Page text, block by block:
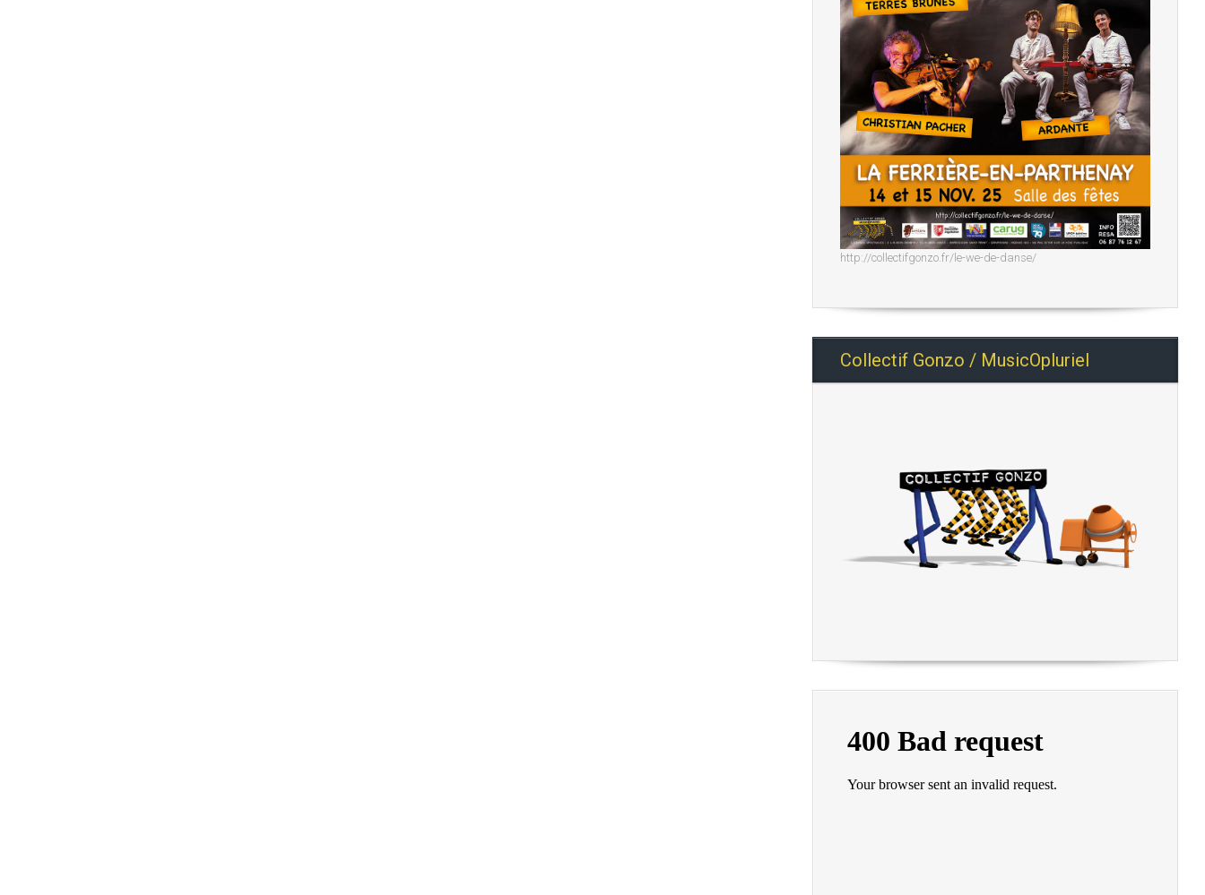
http://collectifgonzo.fr/le-we-de-danse/
Collectif Gonzo / MusicOpluriel